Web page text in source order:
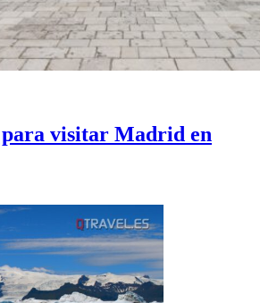
para visitar Madrid en